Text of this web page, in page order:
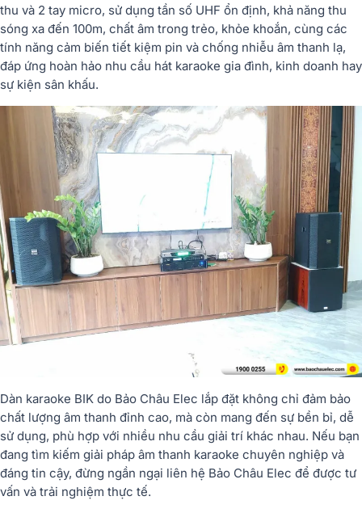
thu và 2 tay micro, sử dụng tần số UHF ổn định, khả năng thu
sóng xa đến 100m, chất âm trong trẻo, khỏe khoắn, cùng các
tính năng cảm biến tiết kiệm pin và chống nhiễu âm thanh lạ,
đáp ứng hoàn hảo nhu cầu hát karaoke gia đình, kinh doanh hay
sự kiện sân khấu.
Dàn karaoke BIK do Bảo Châu Elec lắp đặt không chỉ đảm bảo
chất lượng âm thanh đỉnh cao, mà còn mang đến sự bền bỉ, dễ
sử dụng, phù hợp với nhiều nhu cầu giải trí khác nhau. Nếu bạn
đang tìm kiếm giải pháp âm thanh karaoke chuyên nghiệp và
đáng tin cậy, đừng ngần ngại liên hệ Bảo Châu Elec để được tư
vấn và trải nghiệm thực tế.